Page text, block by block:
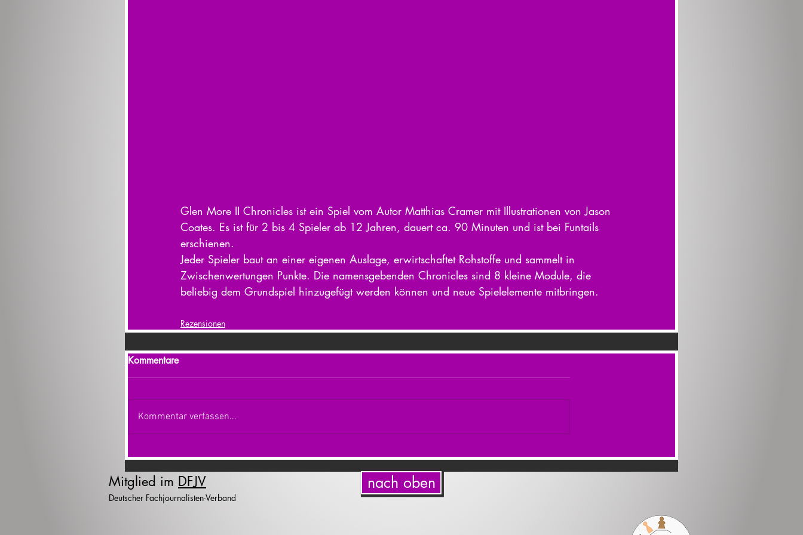
Glen More II Chronicles ist ein Spiel vom Autor Matthias Cramer mit Illustrationen von Jason
Coates. Es ist für 2 bis 4 Spieler ab 12 Jahren, dauert ca. 90 Minuten und ist bei Funtails
erschienen.
Jeder Spieler baut an einer eigenen Auslage, erwirtschaftet Rohstoffe und sammelt in
Zwischenwertungen Punkte. Die namensgebenden Chronicles sind 8 kleine Module, die
beliebig dem Grundspiel hinzugefügt werden können und neue Spielelemente mitbringen.
Rezensionen
Kommentare
Kommentar verfassen...
Mitglied im DFJV
Deutscher Fachjournalisten-Verband
nach oben